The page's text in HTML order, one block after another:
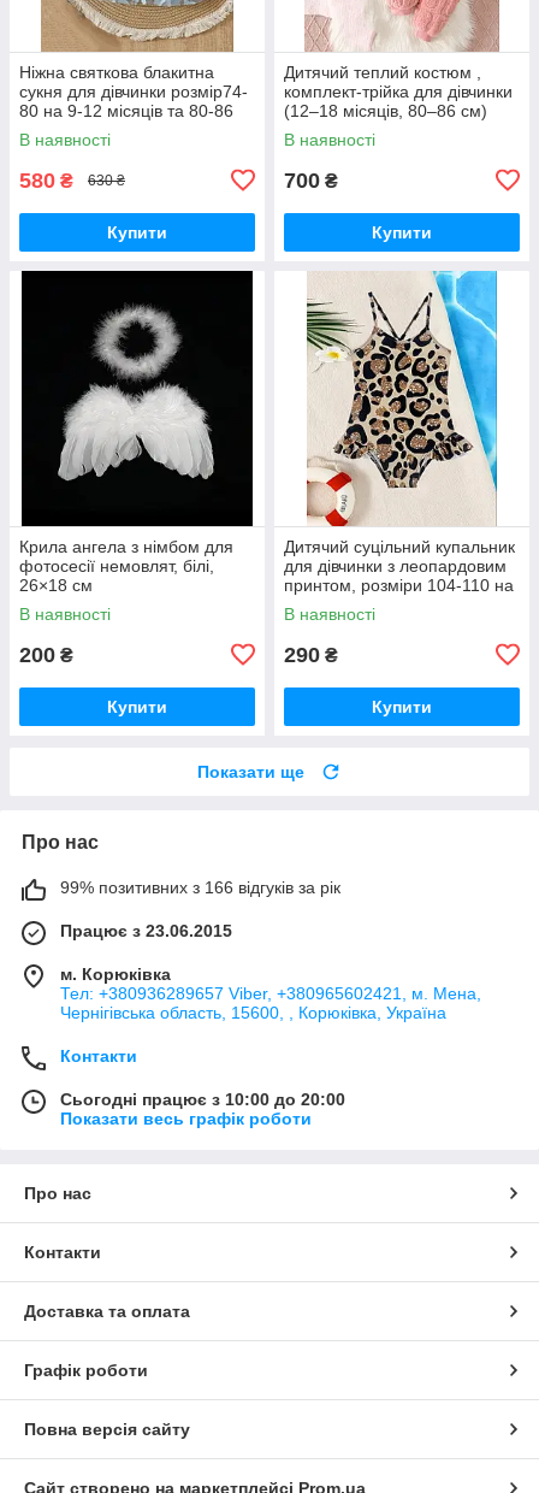
Ніжна святкова блакитна
сукня для дівчинки розмір74-
80 на 9-12 місяців та 80-86
на 12-18 місяців
В наявності
580 ₴ 630 ₴
Купити
Дитячий теплий костюм ,
комплект-трійка для дівчинки
(12–18 місяців, 80–86 см)
В наявності
700 ₴
Купити
Крила ангела з німбом для
фотосесії немовлят, білі,
26×18 см
В наявності
200 ₴
Купити
Дитячий суцільний купальник
для дівчинки з леопардовим
принтом, розміри 104-110 на
4-5років та 110-116 на 5-6
років
В наявності
290 ₴
Купити
Показати ще
Про нас
99% позитивних з 166 відгуків за рік
Працює з 23.06.2015
м. Корюківка
Тел: +380936289657 Viber, +380965602421, м. Мена,
Чернігівська область, 15600, , Корюківка, Україна
Контакти
Сьогодні працює з 10:00 до 20:00
Показати весь графік роботи
Про нас
Контакти
Доставка та оплата
Графік роботи
Повна версія сайту
Сайт створено на маркетплейсі Prom.ua